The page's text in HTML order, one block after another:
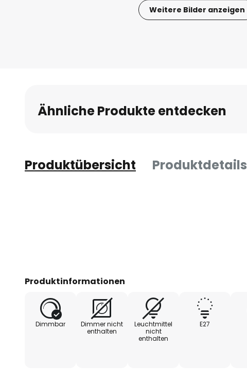
Weitere Bilder anzeigen
Ähnliche Produkte entdecken
Produktübersicht Produktdetails
Produktinformationen
Dimmbar
Dimmer nicht
enthalten
Leuchtmittel
nicht
enthalten
E27